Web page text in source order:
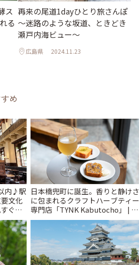
ス
る
再来の尾道1dayひとり旅さんぽ
～迷路のような坂道、ときどき
瀬戸内海ビュー～
広島県 2024.11.23
め
内♪駅
文化
ぐの
ぷ
日本橋兜町に誕生。香りと静けさ
に包まれるクラフトハーブティー
専門店「TYNK Kabutocho」 | こ
とりっぷ